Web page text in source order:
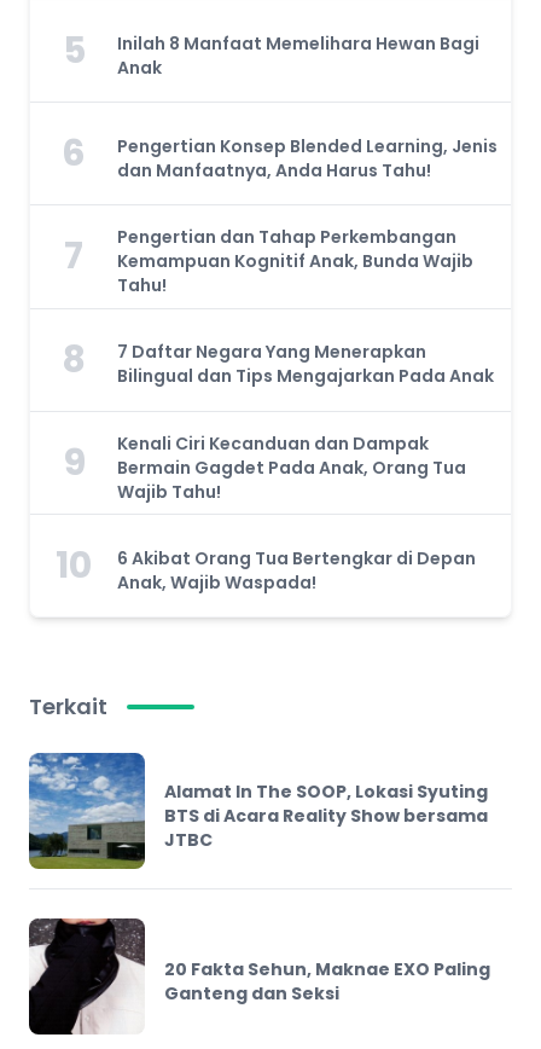
5
Inilah 8 Manfaat Memelihara Hewan Bagi
Anak
6
Pengertian Konsep Blended Learning, Jenis
dan Manfaatnya, Anda Harus Tahu!
7
Pengertian dan Tahap Perkembangan
Kemampuan Kognitif Anak, Bunda Wajib
Tahu!
8
7 Daftar Negara Yang Menerapkan
Bilingual dan Tips Mengajarkan Pada Anak
9
Kenali Ciri Kecanduan dan Dampak
Bermain Gagdet Pada Anak, Orang Tua
Wajib Tahu!
10
6 Akibat Orang Tua Bertengkar di Depan
Anak, Wajib Waspada!
Terkait
Alamat In The SOOP, Lokasi Syuting
BTS di Acara Reality Show bersama
JTBC
20 Fakta Sehun, Maknae EXO Paling
Ganteng dan Seksi